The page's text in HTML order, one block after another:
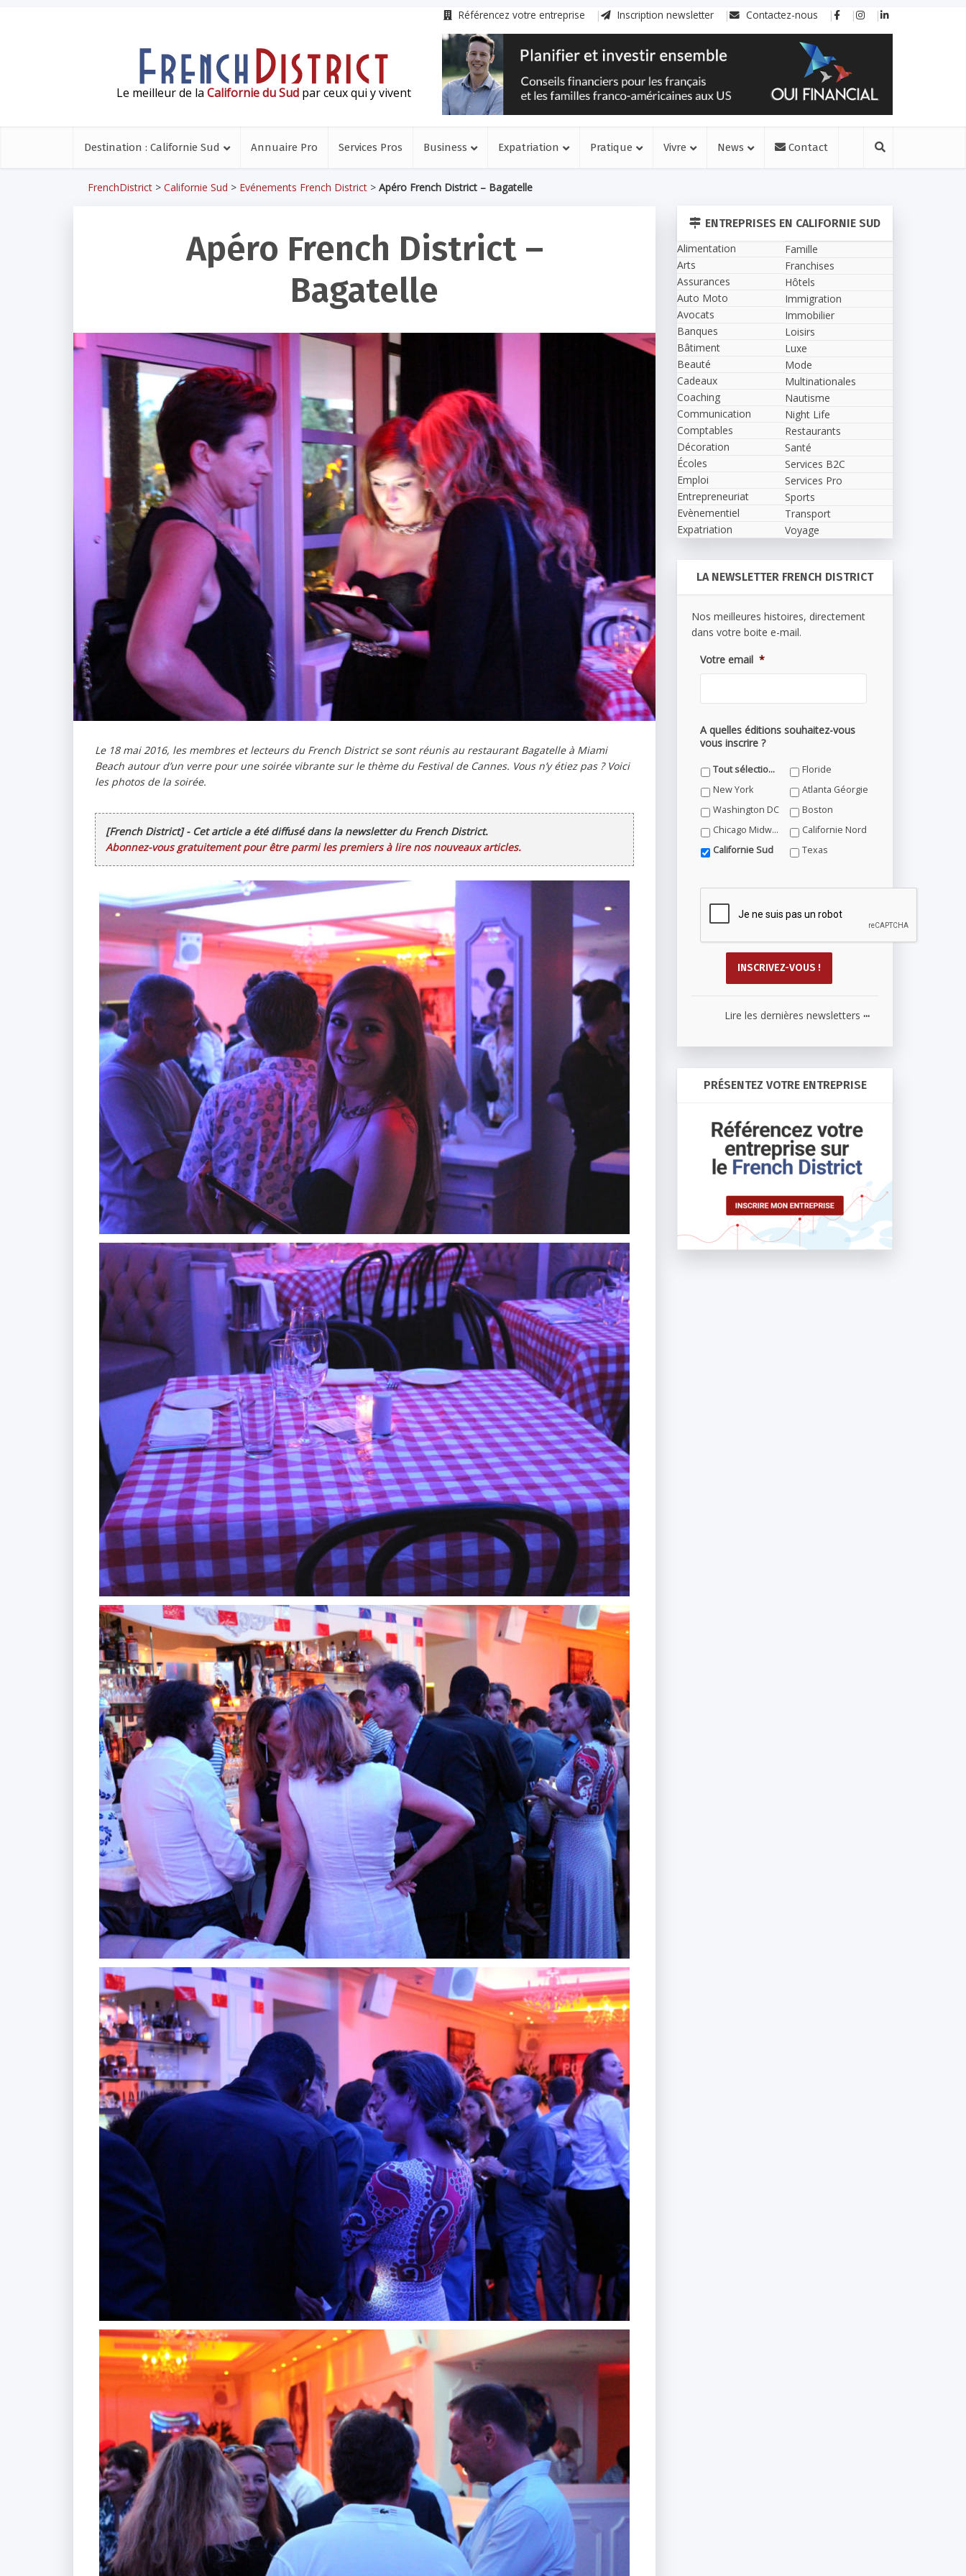
Référencez votre entreprise Inscription newsletter Contactez-nous
Le meilleur de la Californie du Sud par ceux qui y vivent
Destination : Californie Sud Annuaire Pro Services Pros Business Expatriation Pratique Vivre News Contact
FrenchDistrict > Californie Sud > Evénements French District > Apéro French District – Bagatelle
Apéro French District –
Bagatelle
Le 18 mai 2016, les membres et lecteurs du French District se sont réunis au restaurant Bagatelle à Miami
Beach autour d’un verre pour une soirée vibrante sur le thème du Festival de Cannes. Vous n’y étiez pas ? Voici
les photos de la soirée.
[French District] - Cet article a été diffusé dans la newsletter du French District.
Abonnez-vous gratuitement pour être parmi les premiers à lire nos nouveaux articles.
ENTREPRISES EN CALIFORNIE SUD
Alimentation
Arts
Assurances
Auto Moto
Avocats
Banques
Bâtiment
Beauté
Cadeaux
Coaching
Communication
Comptables
Décoration
Écoles
Emploi
Entrepreneuriat
Evènementiel
Expatriation
Famille
Franchises
Hôtels
Immigration
Immobilier
Loisirs
Luxe
Mode
Multinationales
Nautisme
Night Life
Restaurants
Santé
Services B2C
Services Pro
Sports
Transport
Voyage
LA NEWSLETTER FRENCH DISTRICT
Nos meilleures histoires, directement
dans votre boite e-mail.
Votre email *
A quelles éditions souhaitez-vous
vous inscrire ?
Tout sélectionner
Floride
New York
Atlanta Géorgie
Washington DC
Boston
Chicago Midwest
Californie Nord
Californie Sud
Texas
Lire les dernières newsletters ...
PRÉSENTEZ VOTRE ENTREPRISE